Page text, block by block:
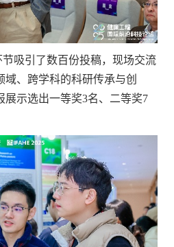
吸引了数百份投稿，现场交流
、跨学科的科研传承与创
展示选出一等奖3名、二等奖7